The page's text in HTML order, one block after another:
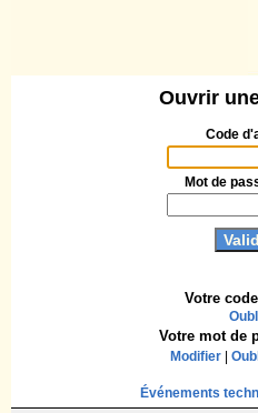
Ouvrir
Code
Votre
Mot de
Votre mot de
Modifier
Événements